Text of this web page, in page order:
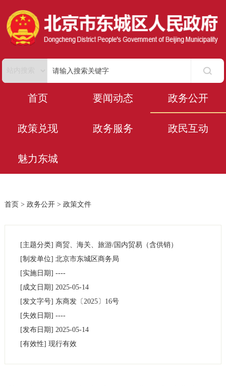
首页 要闻动态 政务公开
政策兑现 政务服务 政民互动
魅力东城
首页 > 政务公开> 政策文件
[主题分类] 商贸、海关、旅游/国内贸易（含供销）
[制发单位] 北京市东城区商务局
[实施日期] ----
[成文日期] 2025-05-14
[发文字号] 东商发〔2025〕 16号
[失效日期] ----
[发布日期] 2025-05-14
[有效性] 现行有效